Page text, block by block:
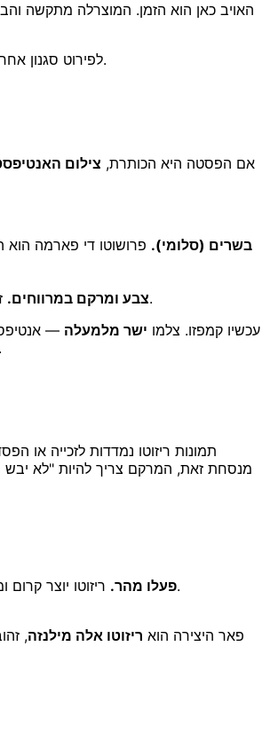
האויב כאן הוא הזמן. המוצרלה מתקשה
לפירוט סגנוןשמכוונים לפיוח הבצק ולגבינה.
אם הפסטה היא הכותרת, צילום
בשרים (סלומי). פרושוטו די פארמה הוא
צבע ומרקם במרווחים.זיתי קסטלוטרנו, מקלות לחם גריסיני זקופים לגובה, תאנים טריות חצויות כדי לחשוף את הוורוד, שקדי מרקונה, קערית קטנה של דבש, וכמה עלי בזיליקום.
עכשיו קמפזו. צלמו ישר מלמעלה —
שופע ומכוון, לא ריק יותר. שיש או עץ בלוי מתחת, חוט של שמן זית על הגבינה, וסיימתם.
תמונות ריזוטו נמדדות לזכייה או
פעלו מהר. ריזוטו יוצר
— אותו ברק מחמאה קרה ופרמיג'אנו שטורפים מחוץ לאש — מתעמעם.
פאר היצירה הוא ריזוטו אלה מילנזה,